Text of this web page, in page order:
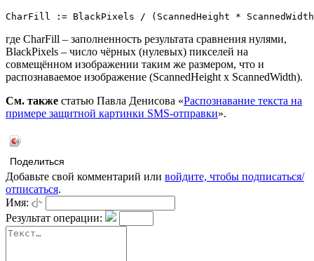
CharFill := BlackPixels / (ScannedHeight *
где CharFill – заполненность результата сравнения нулями,
BlackPixels – число чёрных (нулевых) пикселей на
совмещённом изображении таким же размером, что и
распознаваемое изображение (ScannedHeight x ScannedWidth).
См. также статью Павла Денисова «Распознавание текста на
примере защитной картинки SMS-отправки».
Поделиться
Добавьте свой комментарий или войдите, чтобы подписаться/
отписаться.
Имя:
Результат операции: